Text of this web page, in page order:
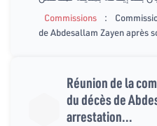
Commissions
:
de Abdesallam Zayen après
Réunion de la
du décès de
arrestation...